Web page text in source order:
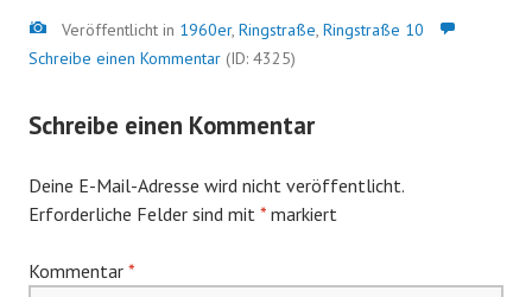
Bild
Veröffentlicht in 1960er, Ringstraße, Ringstraße 10
Schreibe einen Kommentar (ID: 4325)
Schreibe einen Kommentar
Deine E-Mail-Adresse wird nicht veröffentlicht.
Erforderliche Felder sind mit * markiert
Kommentar *